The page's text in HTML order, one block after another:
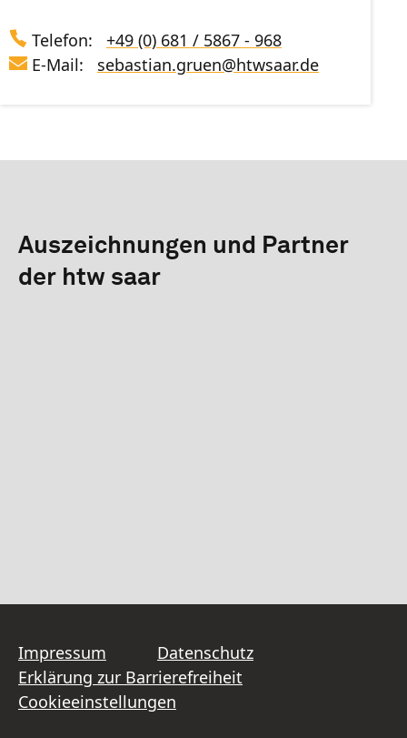
Telefon:
+49 (0) 681 / 5867 - 968
E-Mail:
sebastian.gruen@htwsaar.de
Auszeichnungen und Partner
der htw saar
Impressum
Datenschutz
Erklärung zur Barrierefreiheit
Cookieeinstellungen